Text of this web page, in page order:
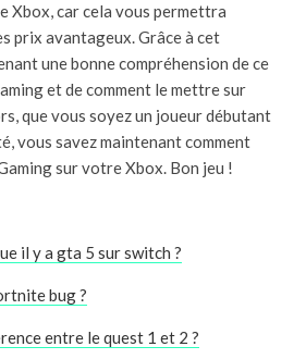
Xbox, car cela vous permettra
prix avantageux. Grâce à cet
une bonne compréhension de ce
et de comment le mettre sur
que vous soyez un joueur débutant
vous savez maintenant comment
sur votre Xbox. Bon jeu !
il y a gta 5 sur switch ?
bug ?
entre le quest 1 et 2 ?